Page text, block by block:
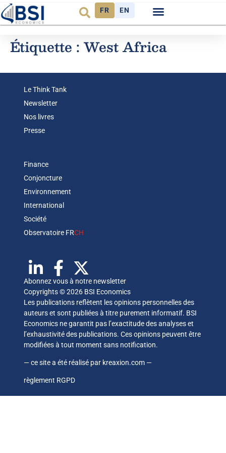
FR EN
Étiquette : West Africa
Le Think Tank
Newsletter
Nos livres
Presse
Finance
Conjoncture
Environnement
International
Société
Observatoire FRCH
Abonnez vous à notre newsletter
Copyrights © 2026 BSI Economics
Les publications reflètent les opinions personnelles des
auteurs et sont publiées à titre purement informatif. BSI
Economics ne garantit pas l’exactitude des analyses et
l’exhaustivité des publications. Ces opinions peuvent être
modifiées à tout moment sans notification.
— ce site a été réalisé par kreaxion.com —
règlement RGPD